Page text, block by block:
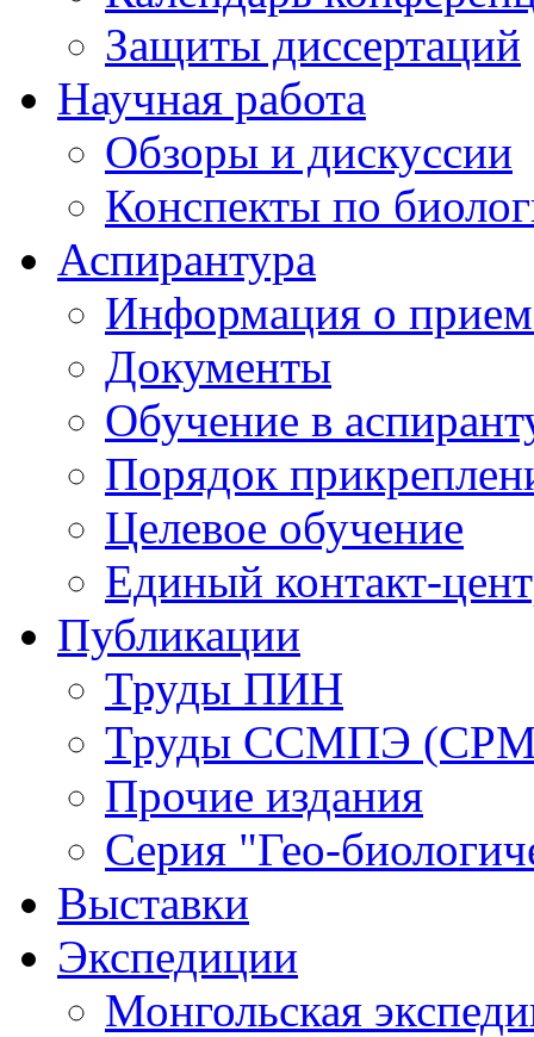
Защиты диссертаций
Научная работа
Обзоры и дискуссии
Конспекты по
Аспирантура
Информация о
Документы
Обучение в
Порядок
Целевое обучение
Единый контакт-
Публикации
Труды ПИН
Труды ССМПЭ
Прочие издания
Серия "Гео-
Выставки
Экспедиции
Монгольская